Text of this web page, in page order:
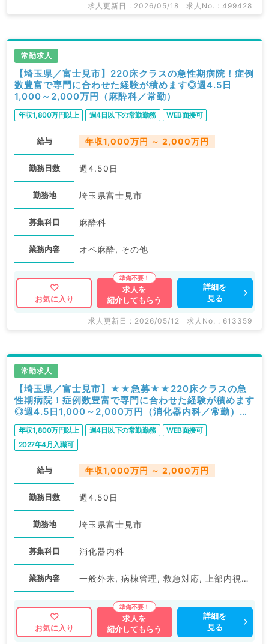
求人更新日 : 2026/05/18 求人No. : 499428
常勤求人
【埼玉県／富士見市】220床クラスの急性期病院！症例
数豊富で専門に合わせた経験が積めます◎週4.5日
1,000～2,000万円（麻酔科／常勤）
年収1,800万円以上 週4日以下の常勤勤務 WEB面接可
給与 年収1,000万円 ～ 2,000万円
勤務日数 週4.50日
勤務地 埼玉県富士見市
募集科目 麻酔科
業務内容 オペ麻酔, その他
お気に入り
求人を
紹介してもらう
詳細を
見る
求人更新日 : 2026/05/12 求人No. : 613359
常勤求人
【埼玉県／富士見市】★★急募★★220床クラスの急
性期病院！症例数豊富で専門に合わせた経験が積めます
◎週4.5日1,000～2,000万円（消化器内科／常勤）
★★急募★★
年収1,800万円以上 週4日以下の常勤勤務
WEB面接可
2027年4月入職可
給与 年収1,000万円 ～ 2,000万円
勤務日数 週4.50日
勤務地 埼玉県富士見市
募集科目 消化器内科
業務内容 一般外来, 病棟管理, 救急対応, 上部内視鏡検査（ＧＦ）, 下部内視鏡検査（ＣＦ）
お気に入り
求人を
紹介してもらう
詳細を
見る